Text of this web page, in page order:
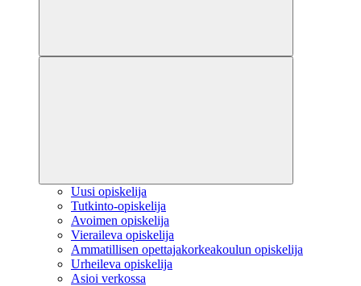
Uusi opiskelija
Tutkinto-opiskelija
Avoimen opiskelija
Vieraileva opiskelija
Ammatillisen opettajakorkeakoulun opiskelija
Urheileva opiskelija
Asioi verkossa